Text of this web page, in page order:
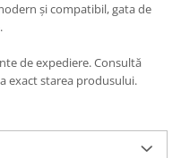
și compatibil, gata de
de expediere. Consultă
exact starea produsului.